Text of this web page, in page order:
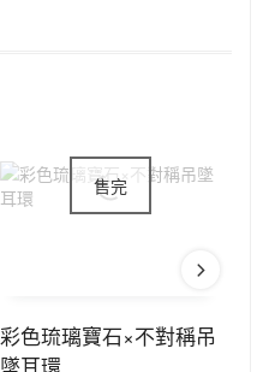
彩色琉璃寶石×不對稱吊
墜耳環